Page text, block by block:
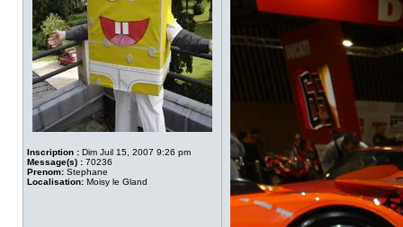
Inscription : Dim Juil 15, 2007 9:26 pm
Message(s) : 70236
Prenom: Stephane
Localisation: Moisy le Gland